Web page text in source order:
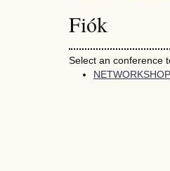
Fiók
Select an conference
NETWORKSHOP